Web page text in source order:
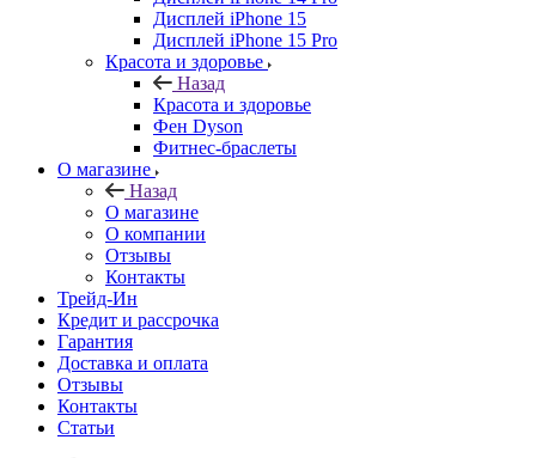
Дисплей iPhone 15
Дисплей iPhone 15 Pro
Красота и здоровье
Назад
Красота и здоровье
Фен Dyson
Фитнес-браслеты
О магазине
Назад
О магазине
О компании
Отзывы
Контакты
Трейд-Ин
Кредит и рассрочка
Гарантия
Доставка и оплата
Отзывы
Контакты
Статьи